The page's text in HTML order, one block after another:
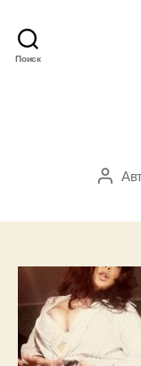
Поиск
Автор